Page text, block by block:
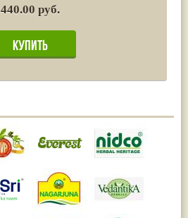
440.00 руб.